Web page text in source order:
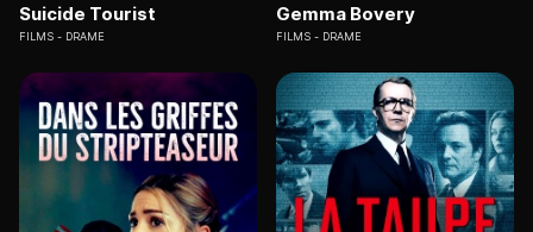
Suicide Tourist
FILMS DRAME
Gemma Bovery
FILMS DRAME